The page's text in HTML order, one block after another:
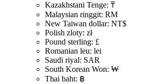
Kazakhstani Tenge: ₸
Malaysian ringgit: RM
New Taiwan dollar: NT$
Polish zloty: zł
Pound sterling: £
Romanian leu: lei
Saudi riyal: SAR
South Korean Won: ₩
Thai baht: ฿